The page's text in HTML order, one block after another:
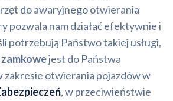
do awaryjnego otwierania
pozwala nam działać efektywnie i
potrzebują Państwo takiej usługi,
jest do Państwa
zakresie otwierania pojazdów w
, w przeciwieństwie